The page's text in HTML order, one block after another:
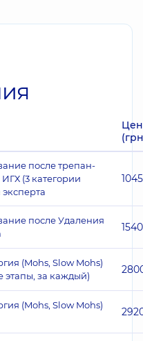
после трепан-
(3 категории
после Удаления
1540
(Mohs, Slow Mohs)
этапы, за каждый)
(Mohs, Slow Mohs)